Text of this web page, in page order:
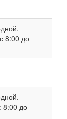
8:00 до
8:00 до